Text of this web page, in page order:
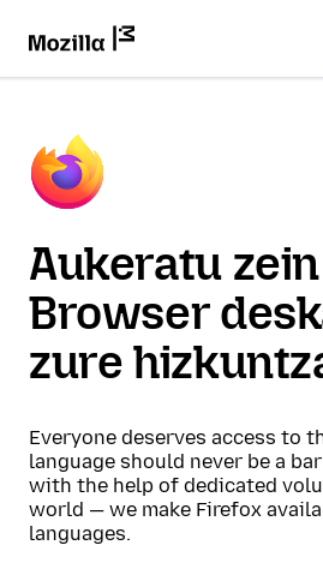
Aukeratu
Browser
zure
Everyone deserves access to
language should never be a
with the help of dedicated
world — we make Firefox
languages.